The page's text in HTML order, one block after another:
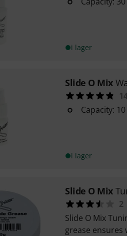
i lager
Slide O Mix
Capacity:
i lager
Slide O Mix
2
Slide O Mix
grease ensures